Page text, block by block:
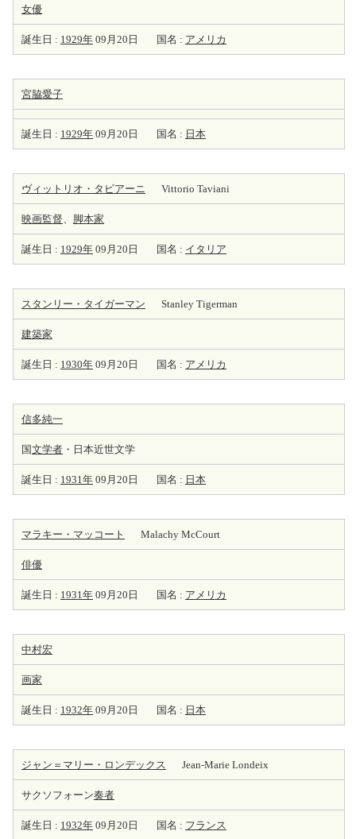
女優
誕生日 : 1929年 09月20日 国名 : アメリカ
宮脇愛子
誕生日 : 1929年 09月20日 国名 : 日本
ヴィットリオ・タビアーニ Vittorio Taviani
映画監督、 脚本家
誕生日 : 1929年 09月20日 国名 : イタリア
スタンリー・タイガーマン Stanley Tigerman
建築家
誕生日 : 1930年 09月20日 国名 : アメリカ
信多純一
国文学者 ・日本近世文学
誕生日 : 1931年 09月20日 国名 : 日本
マラキー・マッコート Malachy McCourt
俳優
誕生日 : 1931年 09月20日 国名 : アメリカ
中村宏
画家
誕生日 : 1932年 09月20日 国名 : 日本
ジャン＝マリー・ロンデックス Jean-Marie Londeix
サクソフォーン奏者
誕生日 : 1932年 09月20日 国名 : フランス